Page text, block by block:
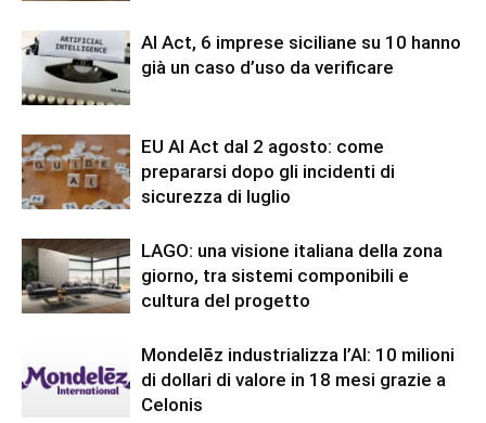
AI Act, 6 imprese siciliane su 10 hanno
già un caso d’uso da verificare
EU AI Act dal 2 agosto: come
prepararsi dopo gli incidenti di
sicurezza di luglio
LAGO: una visione italiana della zona
giorno, tra sistemi componibili e
cultura del progetto
Mondelēz industrializza l’AI: 10 milioni
di dollari di valore in 18 mesi grazie a
Celonis